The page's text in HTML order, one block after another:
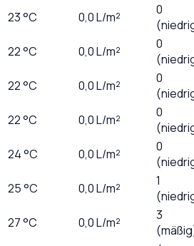
23°C 0,0L/m²
0
22°C 0,0L/m²
0
22°C 0,0L/m²
0
22°C 0,0L/m²
0
24°C 0,0L/m²
0
25°C 0,0L/m²
1
27°C 0,0L/m²
3